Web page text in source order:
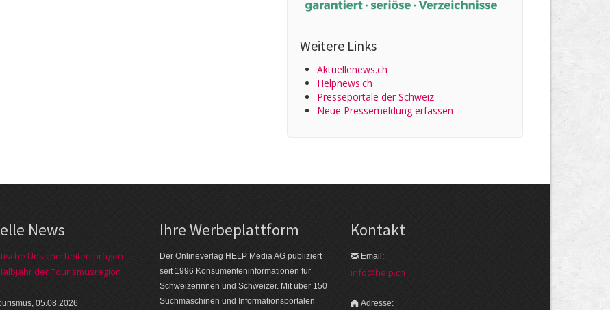
Weitere Links
Aktuellenews.ch
Helpnews.ch
Presseportale der Schweiz
Neue Pressemeldung erfassen
News
Unsicherheiten prägen
der Tourismusregion
05.08.2026
Ihre Werbeplattform
Der Onlineverlag HELP Media AG publiziert
seit 1996 Konsumenteninformationen für
Schweizerinnen und Schweizer. Mit über 150
Suchmaschinen und Informationsportalen
Kontakt
Email:
info@help.ch
Adresse: